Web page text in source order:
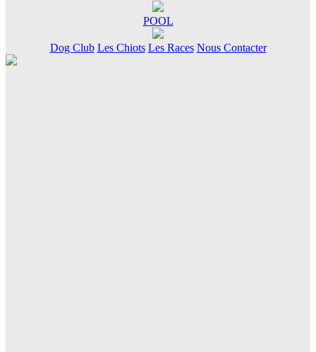
POOL
Dog Club Les Chiots Les Races Nous Contacter